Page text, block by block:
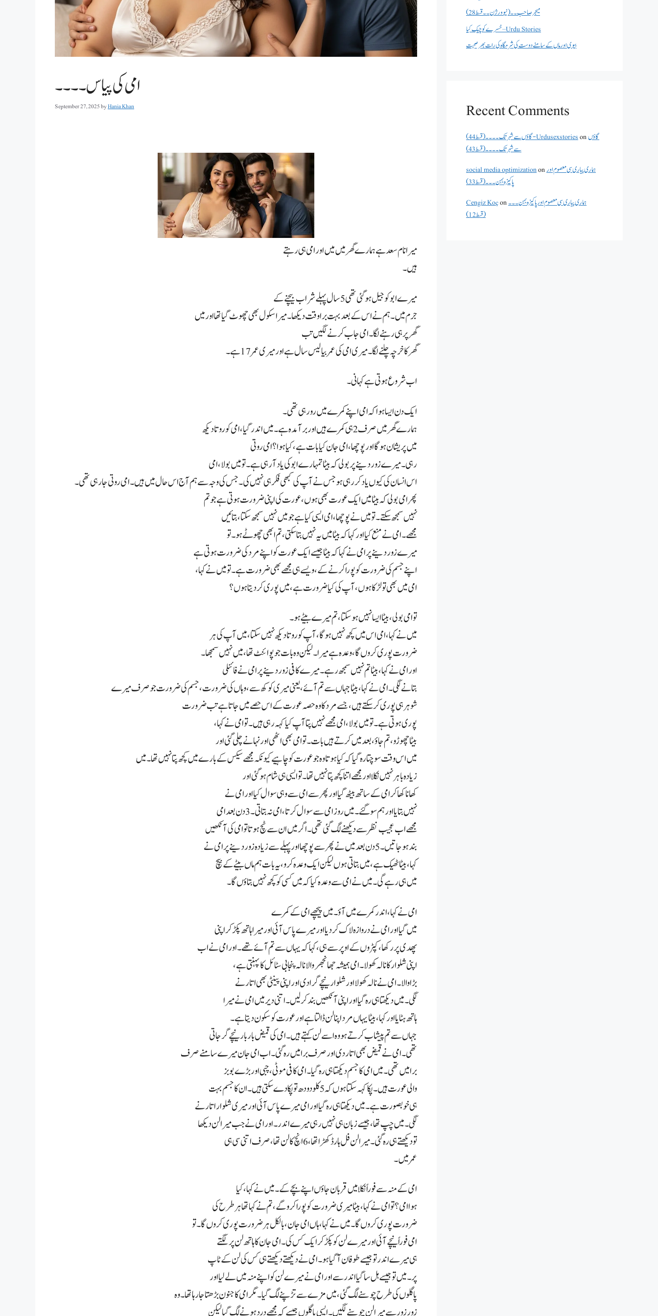
امی کی پیاس ۔۔۔۔
September 27, 2025byHania Khan
میرا نام سعد ہے ہمارے گھر میں میں اور امی ہی رہتے
ہیں۔
میرے ابو کو جیل ہو گئی تھی 5 سال پہلے شراب بیچنے کے
جرم میں۔ ہم نے اس کے بعد بہت برا وقت دیکھا۔میرا سکول بھی چھوٹ گیا تھا اور میں
گھر پر ہی رہنے لگا۔ امی جاب کرنے لگیں تب
گھر کا خرچہ چلنےلگا۔ میری امی کی عمر بیالیس سال ہے اور میری عمر 17 ہے۔
اب شروع ہوتی ہے کہانی۔
ایک دن ایسا ہوا کہ امی اپنے کمرے میں رو رہی تھی۔
ہمارے گھر میں صرف 2 ہی کمرے ہیں اور برآمدہ ہے۔ میں اندر گیا، امی کو روتا دیکھ
میں پریشان ہوگا اور پوچھا، امی جان کیا بات ہے، کیا ہوا؟ امی روتی
رہی۔ میرےزور دینے پر بولی کہ بیٹا تمہارے ابو کی یاد آ رہی ہے۔ تو میں بولا، امی
اس انسان کی کیوں یاد کر رہی ہو جس نے آپ کی کبھی فکر ہی نہیں کی۔جس کی وجہ سے ہم آج اس حال میں ہیں ۔ امی روتی جا رہی تھی۔
پھر امی بولی کہ بیٹا میں ایک عورت بھی ہوں، عورت کی اپنی ضرورت ہوتی ہے جو تم
نہیں سمجھ سکتے۔ تو میں نے پوچھا، امی ایسی کیا ہے جو میں نہیں سمجھ سکتا، بتائیں
مجھے۔ امی نے منع کیا اور کہا کہ بیٹا میں یہ نہیں بتا سکتی، تم ابھی چھوٹے ہو۔ تو
میرے زور دینے پر امی نے کہا کہ بیٹا جیسے ایک عورت کو اپنے مرد کی ضرورت ہوتی ہے
اپنے جسم کی ضرورت کو پورا کرنے کے، ویسے ہی مجھے بھی ضرورت ہے۔ تو میں نے کہا،
امی میں بھی تو لڑکا ہوں، آپ کی کیا ضرورت ہے، میں پوری کر دیتا ہوں؟
تو امی بولی، بیٹا ایسا نہیں ہو سکتا، تم میرے بیٹے ہو۔
میں نے کہا، امی اس میں کچھ نہیں ہوگا، آپ کو روتا دیکھ نہیں سکتا، میں آپ کی ہر
ضرورت پوری کروں گا، وعدہ ہے میرا۔ لیکن وہ بات جو پوائنٹ تھا، میں نہیں سمجھا۔
اور امی نے کہا، بیٹا تم نہیں سمجھ رہے۔ میرے کافی زور دینے پر امی نے فائنلی
بتانے لگی۔ امی نے کہا، بیٹا جہاں سے تم آئے، یعنی میری کوکھ سے، وہاں کی ضرورت، جسم کی ضرورت جو صرف میرے
شوہر ہی پوری کر سکتے ہیں، جسے مرد کا وہ حصہ عورت کے اس حصے میں جاتا ہے تب ضرورت
پوری ہوتی ہے۔ تو میں بولا، امی مجھے نہیں پتا آپ کیا کہہ رہی ہیں۔ تو امی نے کہا،
بیٹا چھوڑو، تم جاؤ، بعد میں کرتے ہیں بات۔ تو امی بھی اٹھی اور نہانے چلی گئی اور
میں اس وقت سوچتا رہ گیا کہ کیا ہوتا وہ جو عورت کو چاہیے کیونکہ مجھے سیکس کے بارے میں کچھ پتا نہیں تھا۔میں
زیادہ باہر نہیں نکلا اور مجھے اتنا کچھ پتا نہیں تھا۔ تو ایسی ہی شام ہو گئی اور
کھانا کھا کر امی کے ساتھ بیٹھ گیا اور پھر سے امی سے وہی سوال کیا اور امی نے
نہیں بتایا اور ہم سو گئے۔ میں روز امی سے سوال کرتا، امی نہ بتاتی۔ 3 دن بعد امی
مجھے اب عجیب نظر سے دیکھنے لگ گئی تھی۔ اگر میں ان سے ٹچ ہوتا تو امی کی آنکھیں
بند ہو جاتیں۔ 5 دن بعد میں نے پھر سے پوچھا اور پہلے سے زیادہ زور دینے پر امی نے
کہا، بیٹا ٹھیک ہے، میں بتاتی ہوں لیکن ایک وعدہ کرو، یہ بات ہم ماں بیٹے کے بیچ
میں ہی رہے گی۔ میں نے امی سے وعدہ کیا کہ میں کسی کو کچھ نہیں بتاؤں گا۔
امی نے کہا، اندر کمرے میں آؤ۔ میں پیچھے امی کے کمرے
میں گیا اور امی نے دروازہ لاک کر دیا اور میرے پاس آئی اور میرا ہاتھ پکڑ کر اپنی
پھدی پر رکھا، کپڑوں کے اوپر سے ہی، کہا کہ یہاں سے تم آئے تھے۔ اور امی نے اب
اپنی شلوار کا نالہ کھولا۔ امی ہمیشہ جھانجھر والا نالہ پنجابی سٹائل کا پہنتی ہے،
بڑا والا۔ امی نے نالہ کھولا اور شلوار نیچے گرا دی اور اپنی پینٹی بھی اتارنے
لگی۔ میں دیکھتا ہی رہ گیا اور اپنی آنکھیں بند کر لیں۔ اتنی دیر میں امی نے میرا
ہاتھ ہٹایا اور کہا، بیٹا یہاں مرد اپنا لن ڈالتا ہے اور عورت کو سکون دیتا ہے۔
جہاں سے تم پیشاب کرتے ہو وہ اسے لن کہتے ہیں۔ امی کی قمیض بار بار نیچے گر جاتی
تھی۔ امی نے قمیض بھی اتار دی اور صرف برا میں رہ گئی۔ اب امی جان میرے سامنے صرف
برا میں تھی۔ میں امی کا جسم دیکھتا ہی رہ گیا۔ امی کافی موٹی، چبی اور بڑے بوبز
والی عورت ہیں۔ پکا کہہ سکتا ہوں کہ 5 کلو دودھ تو پکا دے سکتی ہیں۔ ان کا جسم بہت
ہی خوبصورت ہے ۔میں دیکھتا ہی رہ گیا اور امی میرے پاس آئی اور میری شلوار اتارنے
لگی۔ میں چپ تھا، جیسے زبان ہی نہیں رہی میرے اندر۔ اور امی نے جب میرا لن دیکھا
تو دیکھتے ہی رہ گئی۔ میرا لن فل ہارڈ کھڑا تھا، 6 انچ کا لن تھا، صرف اتنی سی ہی
عمر میں۔
امی کے منہ سے فوراً نکلا میں قربان جاؤں اپنے بچے کے۔ میں نے کہا، کیا
ہوا امی؟ تو امی نے کہا، بیٹا میری ضرورت کو پورا کرو گے، تم نے کہا تھا ہر طرح کی
ضرورت پوری کروں گا۔ میں نے کہا، ہاں امی جان، بالکل ہر ضرورت پوری کروں گا۔ تو
امی فوراً نیچے آئی اور میرے لن کو پکڑ کر ایک کس کی۔ امی جان کا ہاتھ لن پر لگتے
ہی میرے اندر تو جیسے طوفان آ گیا ہو۔ امی نے دیکھتے دیکھتے ہی کس کی لن کے ٹاپ
پر۔ میں تو جیسے ہل سا گیا اندر سے اور امی نے میرے لن کو اپنے منہ میں لے لیا اور
پاگلوں کی طرح چوسنے لگ گئی، میں مزے سے تڑپنے لگ گیا۔مگر امی کا جنون بڑھتا جارہا تھا۔وہ
میجر صاحب۔۔( نیو ورژن ۔۔قسط 28)
خسرے کو چیک کیا – Urdu Stories
بیوی اور ماں کے سامنے دوست کی شرمگاہ کی رات بھر صحبت
Recent Comments
گاؤں سے شہر تک۔۔۔۔(قسط 44) - Urdusexstoriesonگاؤں
سے شہر تک۔۔۔۔(قسط 43)
social media optimizationonہماری پیاری سی معصوم اور
پاکیزہ بہن۔۔۔(قسط33)
Cengiz Koçonہماری پیاری سی معصوم اور پاکیزہ بہن۔۔۔
(قسط12)